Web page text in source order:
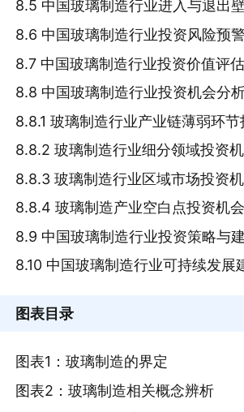
8.5 中国玻璃制造行业进入与退出
8.6 中国玻璃制造行业投资风险预
8.7 中国玻璃制造行业投资价值评估
8.8 中国玻璃制造行业投资机会分
8.8.1 玻璃制造行业产业链薄弱环节
8.8.2 玻璃制造行业细分领域投资
8.8.3 玻璃制造行业区域市场投资
8.8.4 玻璃制造产业空白点投资机会
8.9 中国玻璃制造行业投资策略与
8.10 中国玻璃制造行业可持续发展
图表目录
图表1：玻璃制造的界定
图表2：玻璃制造相关概念辨析